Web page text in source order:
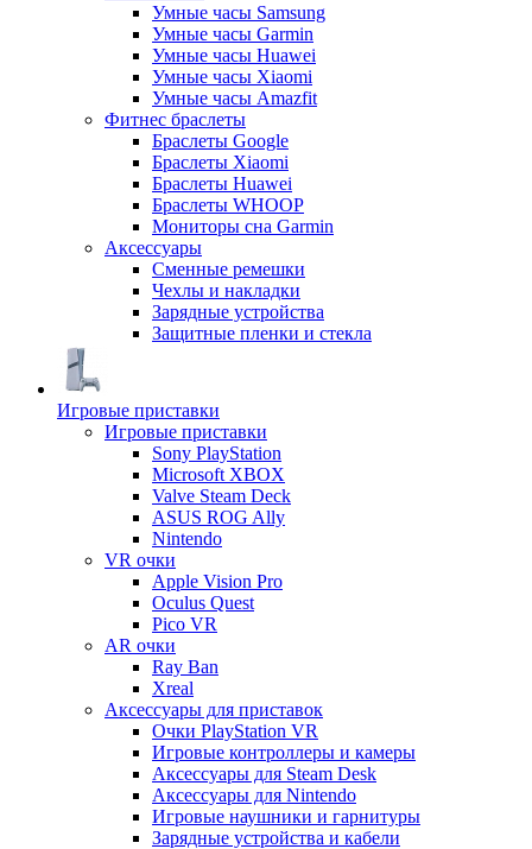
Умные часы Samsung
Умные часы Garmin
Умные часы Huawei
Умные часы Xiaomi
Умные часы Amazfit
Фитнес браслеты
Браслеты Google
Браслеты Xiaomi
Браслеты Huawei
Браслеты WHOOP
Мониторы сна Garmin
Аксессуары
Сменные ремешки
Чехлы и накладки
Зарядные устройства
Защитные пленки и стекла
Игровые приставки
Игровые приставки
Sony PlayStation
Microsoft XBOX
Valve Steam Deck
ASUS ROG Ally
Nintendo
VR очки
Apple Vision Pro
Oculus Quest
Pico VR
AR очки
Ray Ban
Xreal
Аксессуары для приставок
Очки PlayStation VR
Игровые контроллеры и камеры
Аксессуары для Steam Desk
Аксессуары для Nintendo
Игровые наушники и гарнитуры
Зарядные устройства и кабели